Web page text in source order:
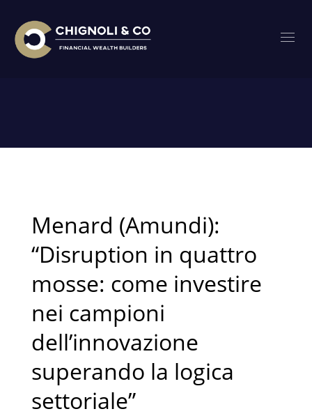
Menard (Amundi):
“Disruption in quattro
mosse: come investire
nei campioni
dell’innovazione
superando la logica
settoriale”